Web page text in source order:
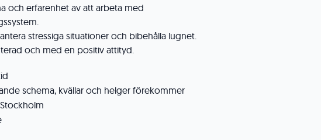
och erfarenhet av att arbeta med
stressiga situationer och bibehålla lugnet.
och med en positiv attityd.
schema, kvällar och helger förekommer